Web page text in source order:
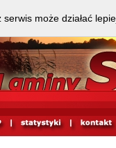
może działać